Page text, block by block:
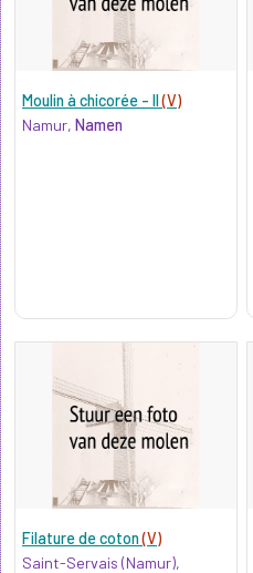
Moulin à chicorée - II(V)
Namur, Namen
Filature de coton(V)
Saint-Servais (Namur),